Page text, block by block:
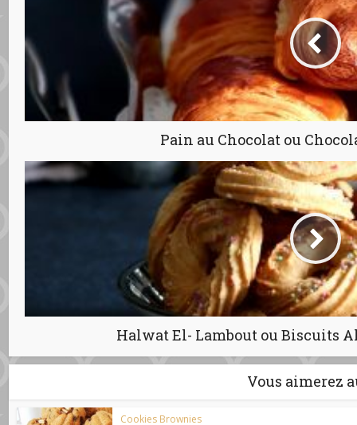
Pain au Chocolat ou
Halwat El- Lambout ou Biscuits
Vous aimerez
Cookies Brownies